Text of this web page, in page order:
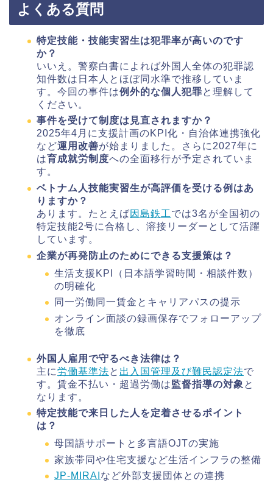
よくある質問
特定技能・技能実習生は犯罪率が高いのです
か？
いいえ。警察白書によれば外国人全体の犯罪認
知件数は日本人とほぼ同水準で推移していま
す。今回の事件は例外的な個人犯罪と理解して
ください。
事件を受けて制度は見直されますか？
2025年4月に支援計画のKPI化・自治体連携強化
など運用改善が始まりました。さらに2027年に
は育成就労制度への全面移行が予定されていま
す。
ベトナム人技能実習生が高評価を受ける例はあ
りますか？
あります。たとえば因島鉄工では3名が全国初の
特定技能2号に合格し、溶接リーダーとして活躍
しています。
企業が再発防止のためにできる支援策は？
生活支援KPI（日本語学習時間・相談件数）
の明確化
同一労働同一賃金とキャリアパスの提示
オンライン面談の録画保存でフォローアップ
を徹底
外国人雇用で守るべき法律は？
主に労働基準法と 出入国管理及び難民認定法で
す。賃金不払い・超過労働は監督指導の対象 と
なります。
特定技能で来日した人を定着させるポイント
は？
母国語サポートと多言語OJTの実施
家族帯同や住宅支援など生活インフラの整備
JP‑MIRAI など外部支援団体との連携